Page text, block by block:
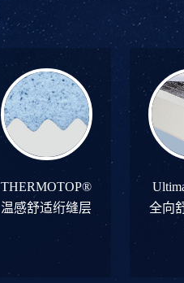
THERMOTOP®
温感舒适绗缝层
全向